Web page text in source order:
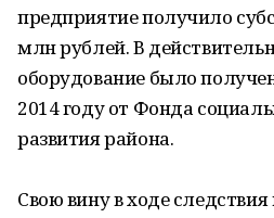
предприятие получило
млн рублей. В
оборудование было
2014 году от Фонда
развития района.
Свою вину в ходе